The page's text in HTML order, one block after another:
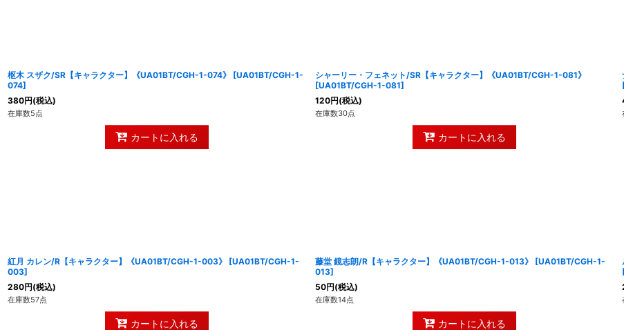
枢木 スザク/SR【キャラクター】《UA01BT/CGH-1-074》 [UA01BT/CGH-1-
074]
380円(税込)
在庫数5点
カートに入れる
シャーリー・フェネット/SR【キャラクター】《UA01BT/CGH-1-081》
[UA01BT/CGH-1-081]
120円(税込)
在庫数30点
カートに入れる
紅月 カレン/R【キャラクター】《UA01BT/CGH-1-003》 [UA01BT/CGH-1-
003]
280円(税込)
在庫数57点
カートに入れる
藤堂 鏡志朗/R【キャラクター】《UA01BT/CGH-1-013》 [UA01BT/CGH-1-
013]
50円(税込)
在庫数14点
カートに入れる